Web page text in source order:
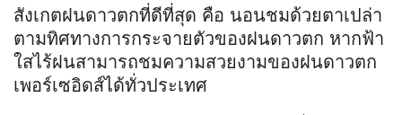
สังเกตฝนดาวตกที่ดีที่สุด คือ นอนชมด้วยตาเปล่า
ตามทิศทางการกระจายตัวของฝนดาวตก หากฟ้า
ใสไร้ฝนสามารถชมความสวยงามของฝนดาวตก
เพอร์เซอิดส์ได้ทั่วประเทศ